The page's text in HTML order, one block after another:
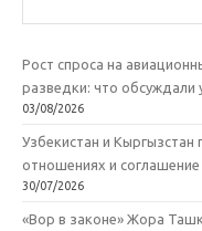
Рост спроса на
разведки: что обсуждали
03/08/2026
Узбекистан и
отношениях и
30/07/2026
«Вор в законе» Жора